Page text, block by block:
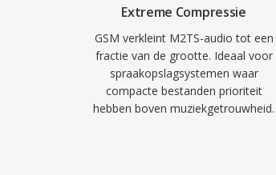
Extreme Compressie
GSM verkleint M2TS-audio tot een
fractie van de grootte. Ideaal voor
spraakopslagsystemen waar
compacte bestanden prioriteit
hebben boven muziekgetrouwheid.